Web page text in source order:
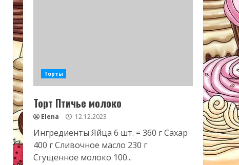
Торты
Торт Птичье молоко
Elena 12.12.2023
Ингредиенты Яйца 6 шт. = 360 г Сахар
400 г Сливочное масло 230 г
Сгущенное молоко 100...